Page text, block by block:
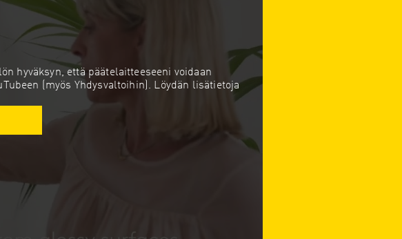
hyväksyn, että päätelaitteeseeni voidaan
(myös Yhdysvaltoihin). Löydän lisätietoja